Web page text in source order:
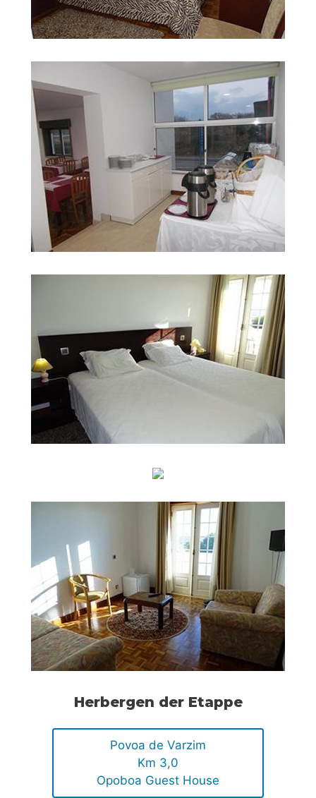
Herbergen der Etappe
Povoa de Varzim
Km 3,0
Opoboa Guest House